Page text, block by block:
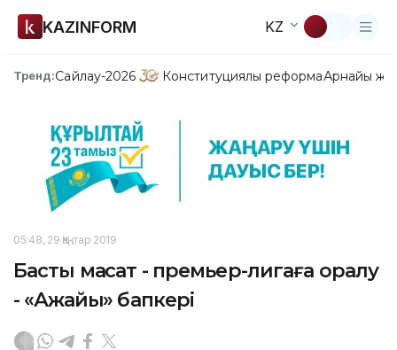
KAZINFORM KZ
Тренд:Сайлау-2026 Конституциялық реформаАрнайы
05:48, 29 Қаңтар 2019
Басты мақсат - премьер-лигаға оралу
- «Ақжайық» бапкері